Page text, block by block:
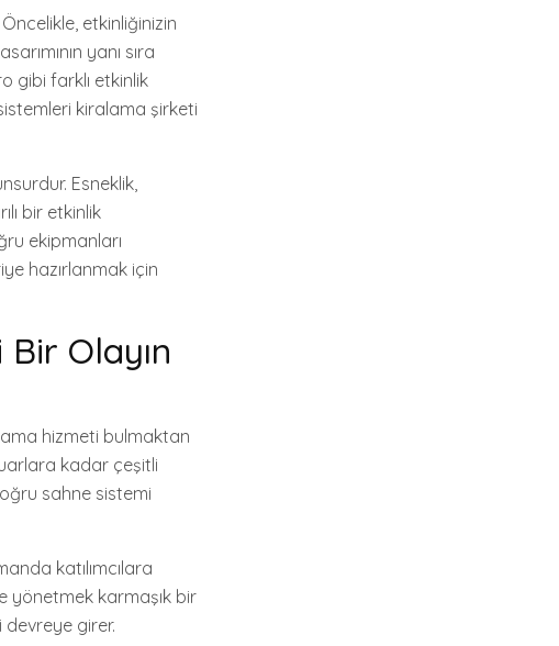
etkinliğinizin
yanı sıra
gibi farklı etkinlik
kiralama şirketi
Esneklik,
bir etkinlik
ekipmanları
hazırlanmak için
Olayın
hizmeti bulmaktan
kadar çeşitli
sahne sistemi
katılımcılara
yönetmek karmaşık bir
girer.